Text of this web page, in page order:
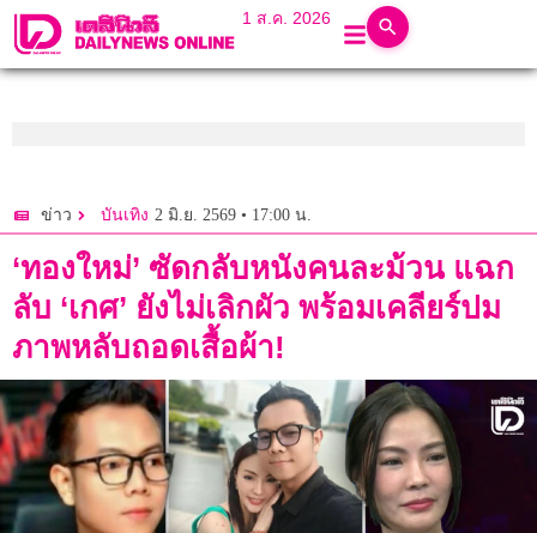
1 ส.ค. 2026
ข่าว บันเทิง 2 มิ.ย. 2569 • 17:00 น.
‘ทองใหม่’ ซัดกลับหนังคนละม้วน แฉก
ลับ ‘เกศ’ ยังไม่เลิกผัว พร้อมเคลียร์ปม
ภาพหลับถอดเสื้อผ้า!